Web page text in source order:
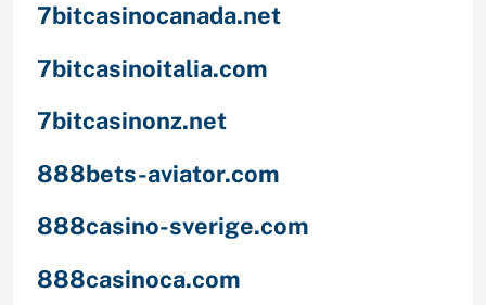
7bitcasinocanada.net
7bitcasinoitalia.com
7bitcasinonz.net
888bets-aviator.com
888casino-sverige.com
888casinoca.com